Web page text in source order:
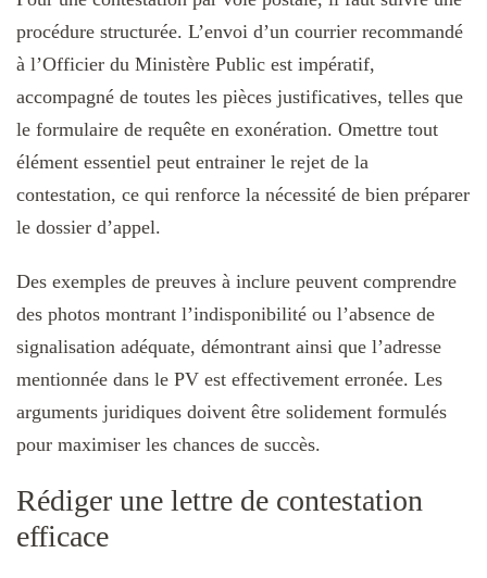
procédure structurée. L’envoi d’un courrier recommandé
à l’Officier du Ministère Public est impératif,
accompagné de toutes les pièces justificatives, telles que
le formulaire de requête en exonération. Omettre tout
élément essentiel peut entrainer le rejet de la
contestation, ce qui renforce la nécessité de bien préparer
le dossier d’appel.
Des exemples de preuves à inclure peuvent comprendre
des photos montrant l’indisponibilité ou l’absence de
signalisation adéquate, démontrant ainsi que l’adresse
mentionnée dans le PV est effectivement erronée. Les
arguments juridiques doivent être solidement formulés
pour maximiser les chances de succès.
Rédiger une lettre de contestation
efficace